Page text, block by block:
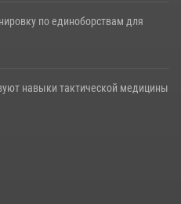
по единоборствам для
навыки тактической медицины